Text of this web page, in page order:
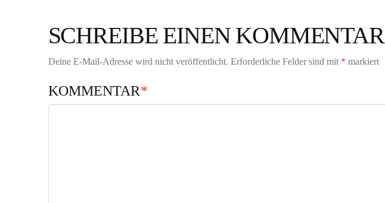
SCHREIBE EINEN KOMMENTAR
Deine E-Mail-Adresse wird nicht veröffentlicht. Erforderliche Felder sind mit * markiert
KOMMENTAR*